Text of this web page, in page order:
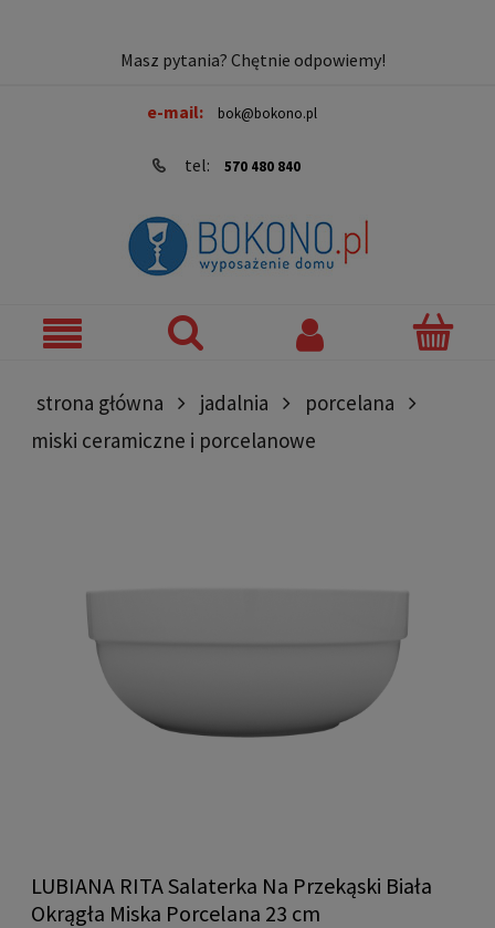
Masz pytania? Chętnie odpowiemy!
e-mail: bok@bokono.pl
tel: 570 480 840
strona główna jadalnia
porcelana
miski ceramiczne i porcelanowe
LUBIANA RITA Salaterka Na Przekąski Biała
Okrągła Miska Porcelana 23 cm